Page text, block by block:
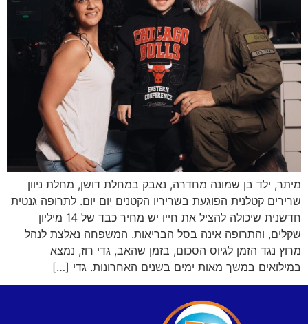
מיתר, ילד בן שמונה מחדרה, נאבק במחלת דושן, מחלת ניוון
שרירים קטלנית הפוגעת בשריריו הקטנים יום יום. לתרופה גנטית
חדשנית שיכולה להציל את חייו יש מחיר כבד של 14 מיליון
שקלים, והתרופה אינה בסל הבריאות. המשפחה נאלצת לנהל
מרוץ נגד הזמן לגיוס הסכום, בזמן שהאב, גדי רוז, נמצא
במילואים במשך מאות ימים בשנים האחרונות. גדי […]